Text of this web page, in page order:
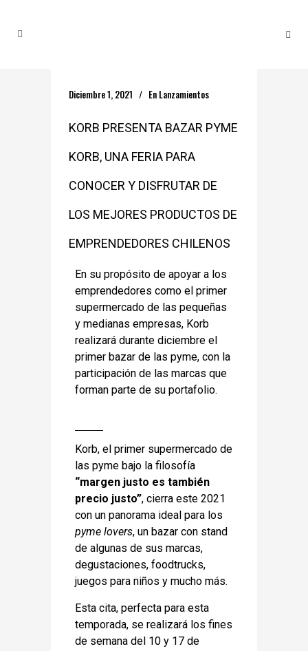
Diciembre 1, 2021 En Lanzamientos
KORB PRESENTA BAZAR PYME
KORB, UNA FERIA PARA
CONOCER Y DISFRUTAR DE
LOS MEJORES PRODUCTOS DE
EMPRENDEDORES CHILENOS
En su propósito de apoyar a los
emprendedores como el primer
supermercado de las pequeñas
y medianas empresas, Korb
realizará durante diciembre el
primer bazar de las pyme, con la
participación de las marcas que
forman parte de su portafolio.
Korb, el primer supermercado de
las pyme bajo la filosofía
“margen justo es también
precio justo”, cierra este 2021
con un panorama ideal para los
pyme lovers, un bazar con stand
de algunas de sus marcas,
degustaciones, foodtrucks,
juegos para niños y mucho más.
Esta cita, perfecta para esta
temporada, se realizará los fines
de semana del 10 y 17 de